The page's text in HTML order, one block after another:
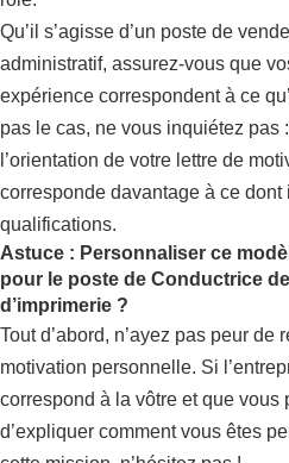
Qu’il s’agisse d’un poste de
administratif, assurez-vous que
expérience correspondent à ce
pas le cas, ne vous inquiétez pas
l’orientation de votre lettre de
corresponde davantage à ce
qualifications.
Astuce : Personnaliser ce
pour le poste de Conductrice
d’imprimerie ?
Tout d’abord, n’ayez pas peur de
motivation personnelle. Si
correspond à la vôtre et que vous
d’expliquer comment vous êtes